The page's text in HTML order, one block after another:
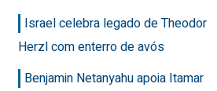
Israel celebra legado de Theodor
Herzl com enterro de avós
Benjamin Netanyahu apoia Itamar